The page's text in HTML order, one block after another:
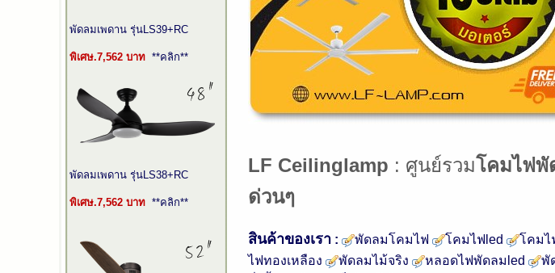
พัดลมเพดาน รุ่นLS39+RC
พิเศษ.7,562 บาท **คลิก**
พัดลมเพดาน รุ่นLS38+RC
พิเศษ.7,562บาท **คลิก**
LF Ceilinglamp : ศูนย์รวมโคมไฟพั
ด่วนๆ
สินค้าของเรา : พัดลมโคมไฟ โคมไฟled โคมไ
ไฟทองเหลือง
พัดลมไม้จริง หลอดไฟพัดลมled พั